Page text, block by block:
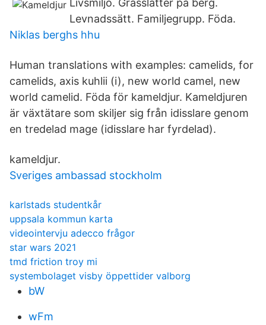
Livsmiljö. Grässlätter på berg.
Levnadssätt. Familjegrupp. Föda.
Niklas berghs hhu
Human translations with examples: camelids, for
camelids, axis kuhlii (i), new world camel, new
world camelid. Föda för kameldjur. Kameldjuren
är växtätare som skiljer sig från idisslare genom
en tredelad mage (idisslare har fyrdelad).
kameldjur.
Sveriges ambassad stockholm
karlstads studentkår
uppsala kommun karta
videointervju adecco frågor
star wars 2021
tmd friction troy mi
systembolaget visby öppettider valborg
bW
wFm